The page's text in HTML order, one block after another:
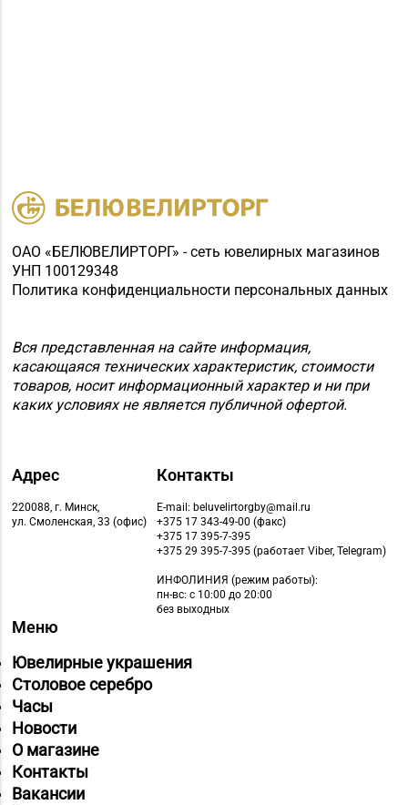
ОАО «БЕЛЮВЕЛИРТОРГ» - сеть ювелирных магазинов
УНП 100129348
Политика конфиденциальности персональных данных
Вся представленная на сайте информация,
касающаяся технических характеристик, стоимости
товаров, носит информационный характер и ни при
каких условиях не является публичной офертой.
Адрес
220088, г. Минск,
ул. Смоленская, 33 (офис)
Контакты
E-mail: beluvelirtorgby@mail.ru
+375 17 343-49-00 (факс)
+375 17 395-7-395
+375 29 395-7-395 (работает Viber, Telegram)
ИНФОЛИНИЯ (режим работы):
пн-вс: с 10:00 до 20:00
без выходных
Меню
Ювелирные украшения
Столовое серебро
Часы
Новости
О магазине
Контакты
Вакансии